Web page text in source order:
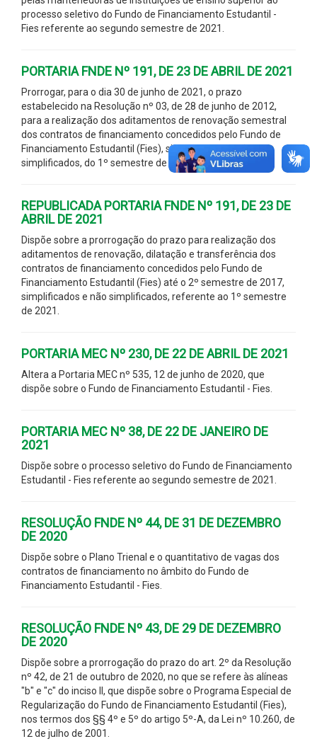
processo seletivo do Fundo de Financiamento Estudantil -
Fies referente ao segundo semestre de 2021.
PORTARIA FNDE Nº 191, DE 23 DE ABRIL DE 2021
Prorrogar, para o dia 30 de junho de 2021, o prazo
estabelecido na Resolução nº 03, de 28 de junho de 2012,
para a realização dos aditamentos de renovação semestral
dos contratos de financiamento concedidos pelo Fundo de
Financiamento Estudantil (Fies), simplificados e não
simplificados, do 1º semestre de 2021.
REPUBLICADA PORTARIA FNDE Nº 191, DE 23 DE
ABRIL DE 2021
Dispõe sobre a prorrogação do prazo para realização dos
aditamentos de renovação, dilatação e transferência dos
contratos de financiamento concedidos pelo Fundo de
Financiamento Estudantil (Fies) até o 2º semestre de 2017,
simplificados e não simplificados, referente ao 1º semestre
de 2021.
PORTARIA MEC Nº 230, DE 22 DE ABRIL DE 2021
Altera a Portaria MEC nº 535, 12 de junho de 2020, que
dispõe sobre o Fundo de Financiamento Estudantil - Fies.
PORTARIA MEC Nº 38, DE 22 DE JANEIRO DE
2021
Dispõe sobre o processo seletivo do Fundo de Financiamento
Estudantil - Fies referente ao segundo semestre de 2021.
RESOLUÇÃO FNDE Nº 44, DE 31 DE DEZEMBRO
DE 2020
Dispõe sobre o Plano Trienal e o quantitativo de vagas dos
contratos de financiamento no âmbito do Fundo de
Financiamento Estudantil - Fies.
RESOLUÇÃO FNDE Nº 43, DE 29 DE DEZEMBRO
DE 2020
Dispõe sobre a prorrogação do prazo do art. 2º da Resolução
nº 42, de 21 de outubro de 2020, no que se refere às alíneas
"b" e "c" do inciso II, que dispõe sobre o Programa Especial de
Regularização do Fundo de Financiamento Estudantil (Fies),
nos termos dos §§ 4º e 5º do artigo 5º-A, da Lei nº 10.260, de
12 de julho de 2001.